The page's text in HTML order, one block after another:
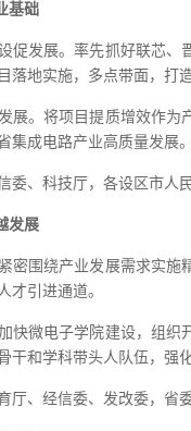
基础
促发展。率先抓好联芯
落地实施，多点带面，打
展。将项目提质增效作
集成电路产业高质量发展
委、科技厅，各设区市人
发展
密围绕产业发展需求实
才引进通道。
快微电子学院建设，组
干和学科带头人队伍，强
厅、经信委、发改委，省